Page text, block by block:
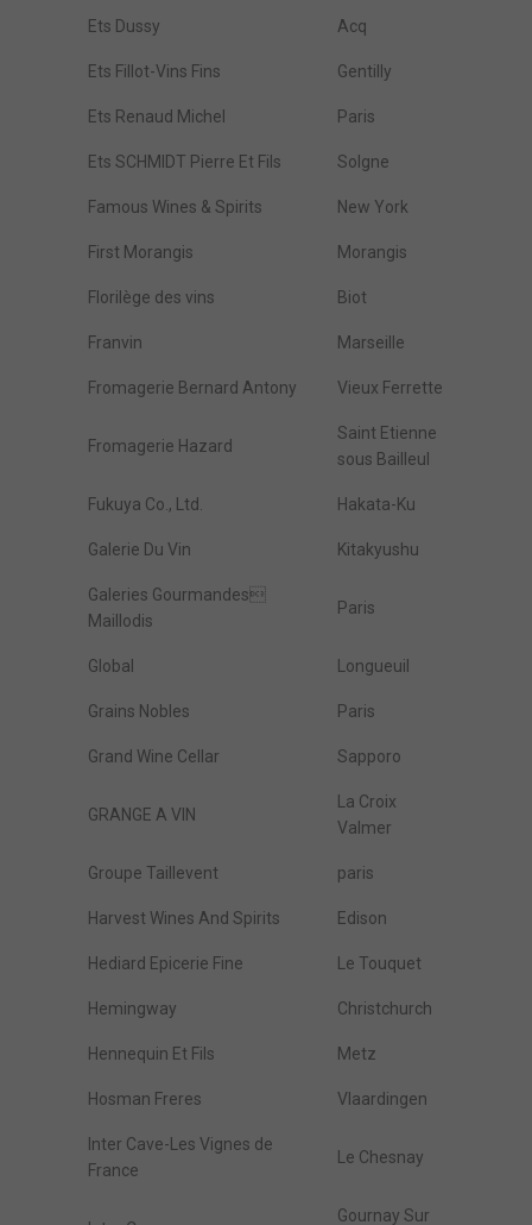
Ets Dussy Acq
Ets Fillot-Vins Fins Gentilly
Ets Renaud Michel Paris
Ets SCHMIDT Pierre Et Fils Solgne
Famous Wines & Spirits New York
First Morangis Morangis
Florilège des vins Biot
Franvin Marseille
Fromagerie Bernard Antony Vieux Ferrette
Fromagerie Hazard
Saint Etienne
sous Bailleul
Fukuya Co., Ltd. Hakata-Ku
Galerie Du Vin Kitakyushu
Galeries Gourmandes
Maillodis
Paris
Global Longueuil
Grains Nobles Paris
Grand Wine Cellar Sapporo
GRANGE A VIN
La Croix
Valmer
Groupe Taillevent paris
Harvest Wines And Spirits Edison
Hediard Epicerie Fine Le Touquet
Hemingway Christchurch
Hennequin Et Fils Metz
Hosman Freres Vlaardingen
Inter Cave-Les Vignes de
France
Le Chesnay
Gournay Sur